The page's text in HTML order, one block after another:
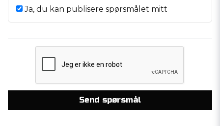
Ja, du kan publisere spørsmålet mitt
Send spørsmål